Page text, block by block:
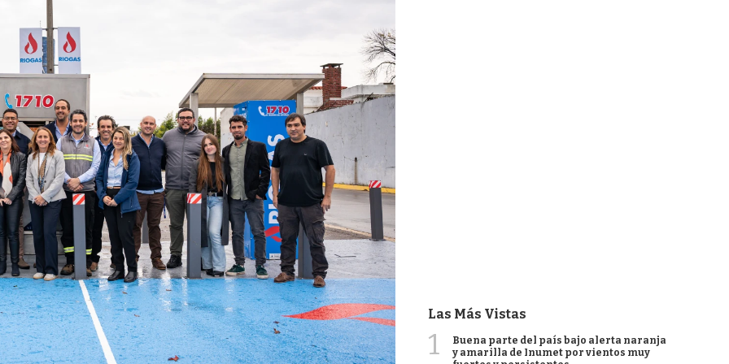
Las Más Vistas
1
Buena parte del país bajo alerta naranja
y amarilla de Inumet por vientos muy